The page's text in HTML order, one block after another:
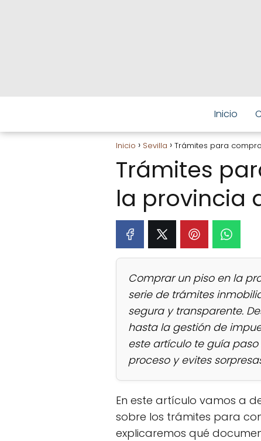
Inicio
Inicio Sevilla Trámites para
Trámites
la provincia
Comprar un piso en la
serie de trámites
segura y transparente.
hasta la gestión de
este artículo te guía
proceso y evites
En este artículo vamos a
sobre los trámites para
explicaremos qué